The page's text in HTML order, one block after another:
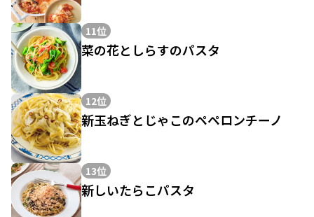
11位
菜の花としらすのパスタ
12位
新玉ねぎとじゃこのペペロンチーノ
13位
新しいたらこパスタ